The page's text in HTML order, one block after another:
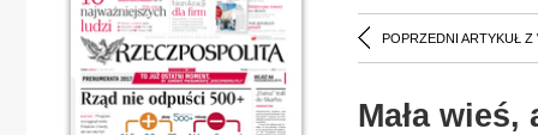
POPRZEDNI ARTYKUŁ Z
Mała wieś,